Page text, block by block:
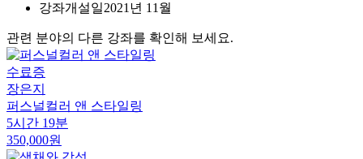
강좌개설일2021년 11월
관련 분야의 다른 강좌를 확인해 보세요.
수료증
장은지
퍼스널컬러 앤 스타일링
5시간 19분
350,000원